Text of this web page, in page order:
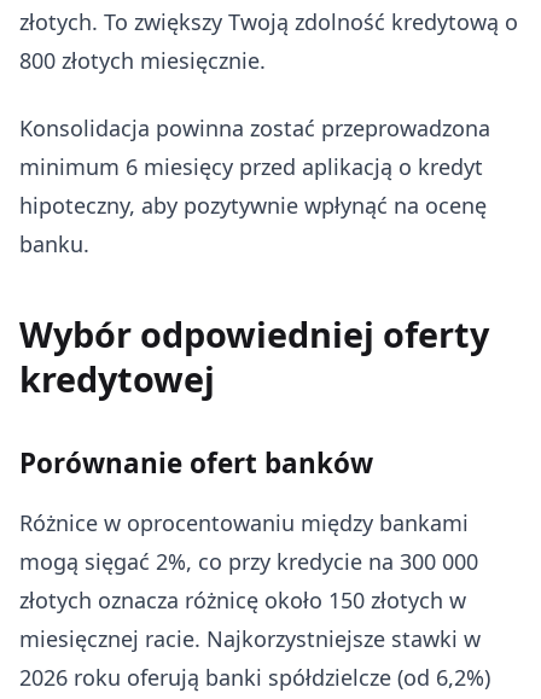
złotych. To zwiększy Twoją zdolność kredytową o
800 złotych miesięcznie.
Konsolidacja powinna zostać przeprowadzona
minimum 6 miesięcy przed aplikacją o kredyt
hipoteczny, aby pozytywnie wpłynąć na ocenę
banku.
Wybór odpowiedniej oferty
kredytowej
Porównanie ofert banków
Różnice w oprocentowaniu między bankami
mogą sięgać 2%, co przy kredycie na 300 000
złotych oznacza różnicę około 150 złotych w
miesięcznej racie. Najkorzystniejsze stawki w
2026 roku oferują banki spółdzielcze (od 6,2%)